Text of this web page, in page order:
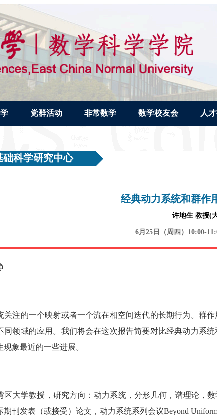
党群活动 非常数学 数学校友会 人
础科学研究中心
经典动力系统和群作
许地生 教授(
6月25日（周四）10:00-
关注的一个映射或者一个流在相空间迭代的长期行为。群
同领域的应用。我们将会在这次报告简要对比经典动力系
现象最近的一些进展。
区大学教授，研究方向：动力系统，分形几何，谱理论，数
期刊发表（或接受）论文，动力系统系列会议Beyond